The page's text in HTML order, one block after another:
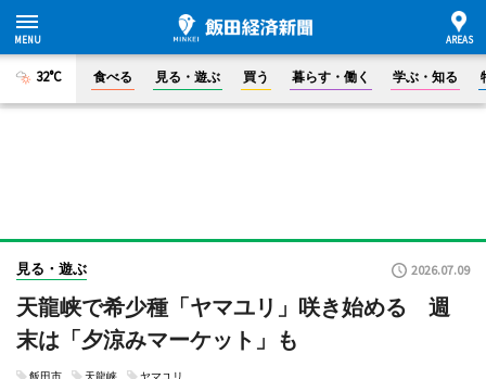
32°C 食べる 見る・遊ぶ 買う 暮らす・働く 学ぶ・知る
見る・遊ぶ 2026.07.09
天龍峡で希少種「ヤマユリ」咲き始める 週
末は「夕涼みマーケット」も
飯田市 天龍峡 ヤマユリ